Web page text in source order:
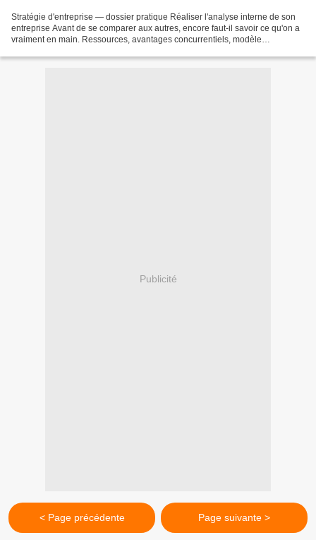
Stratégie d'entreprise — dossier pratique Réaliser l'analyse interne de son
entreprise Avant de se comparer aux autres, encore faut-il savoir ce qu'on a
vraiment en main. Ressources, avantages concurrentiels, modèle
Publicité
< Page précédente Page suivante >